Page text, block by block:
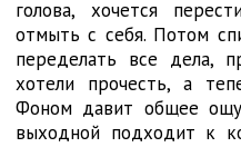
голова, хочется
отмыть с себя. Потом
переделать все дела,
хотели прочесть, а
Фоном давит общее
выходной подходит к